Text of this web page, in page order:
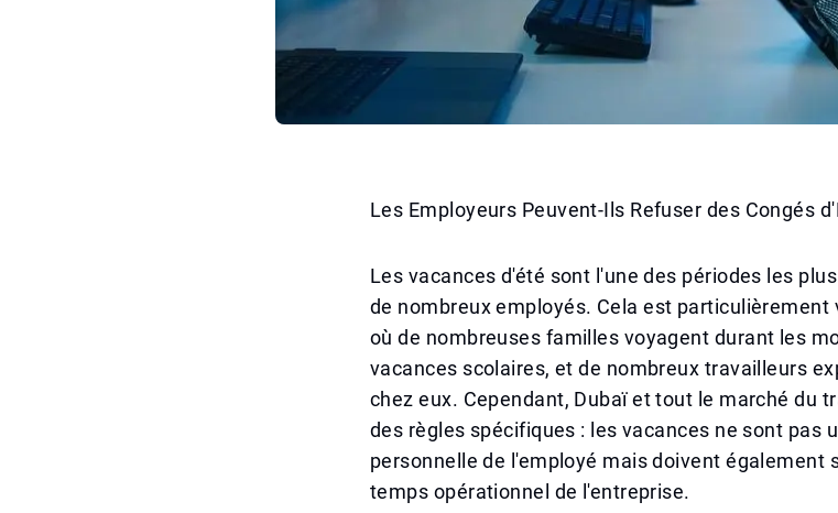
Les Employeurs Peuvent-Ils Refuser des Congés
Les vacances d'été sont l'une des périodes les
de nombreux employés. Cela est particulièrement
où de nombreuses familles voyagent durant les
vacances scolaires, et de nombreux travailleurs
chez eux. Cependant, Dubaï et tout le marché du
des règles spécifiques : les vacances ne sont pas
personnelle de l'employé mais doivent également
temps opérationnel de l'entreprise.